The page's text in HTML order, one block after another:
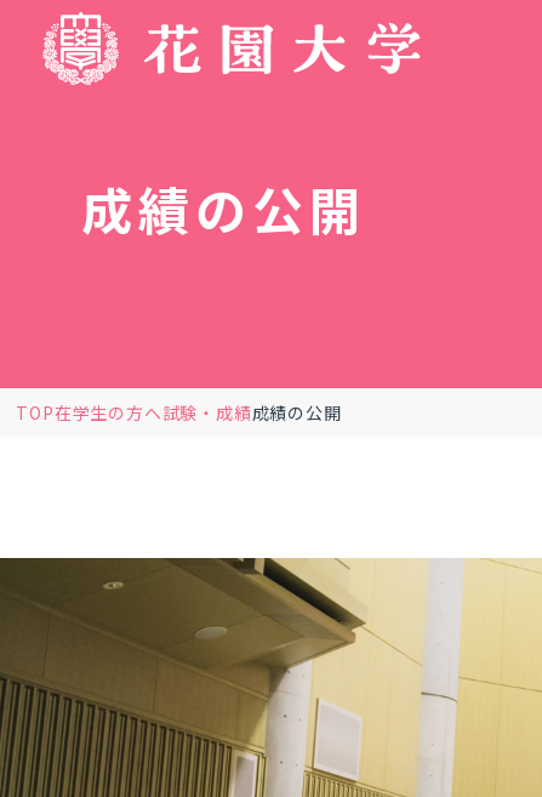
成績の公開
TOP在学生の方へ試験・成績成績の公開